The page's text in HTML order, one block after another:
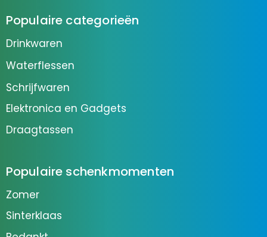
Populaire categorieën
Drinkwaren
Waterflessen
Schrijfwaren
Elektronica en Gadgets
Draagtassen
Populaire schenkmomenten
Zomer
Sinterklaas